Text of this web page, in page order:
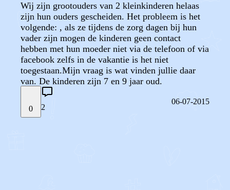
Wij zijn grootouders van 2 kleinkinderen helaas
zijn hun ouders gescheiden. Het probleem is het
volgende: , als ze tijdens de zorg dagen bij hun
vader zijn mogen de kinderen geen contact
hebben met hun moeder niet via de telefoon of via
facebook zelfs in de vakantie is het niet
toegestaan.Mijn vraag is wat vinden jullie daar
van. De kinderen zijn 7 en 9 jaar oud.
0 2
06-07-2015